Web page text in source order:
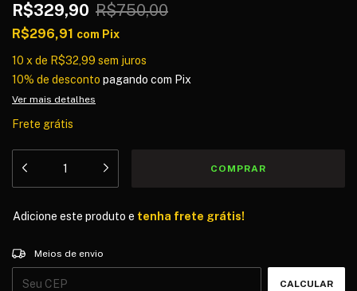
R$329,90 R$750,00
R$296,91 com Pix
10 xde R$32,99 sem juros
10% de desconto pagando com Pix
Ver mais detalhes
Frete grátis
Adicione este produto e tenha frete grátis!
Entregas para o CEP:
Meios de envio
CALCULAR